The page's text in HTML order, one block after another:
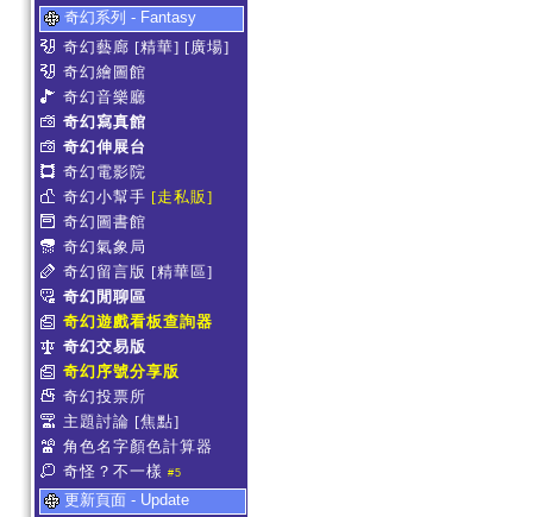
奇幻系列 - Fantasy
奇幻藝廊 [精華] [廣場]
奇幻繪圖館
奇幻音樂廳
奇幻寫真館
奇幻伸展台
奇幻電影院
奇幻小幫手 [走私販]
奇幻圖書館
奇幻氣象局
奇幻留言版 [精華區]
奇幻閒聊區
奇幻遊戲看板查詢器
奇幻交易版
奇幻序號分享版
奇幻投票所
主題討論 [焦點]
角色名字顏色計算器
奇怪？不一樣 #5
更新頁面 - Update